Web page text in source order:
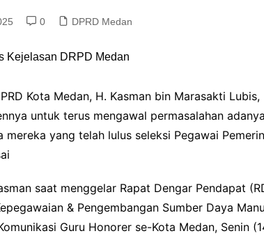
0 DPRD Medan
Kota Medan, H. Kasman bin Marasakti Lubis,
untuk terus mengawal permasalahan
yang telah lulus seleksi Pegawai
saat menggelar Rapat Dengar Pendapat
& Pengembangan Sumber Daya
Guru Honorer se-Kota Medan, Senin